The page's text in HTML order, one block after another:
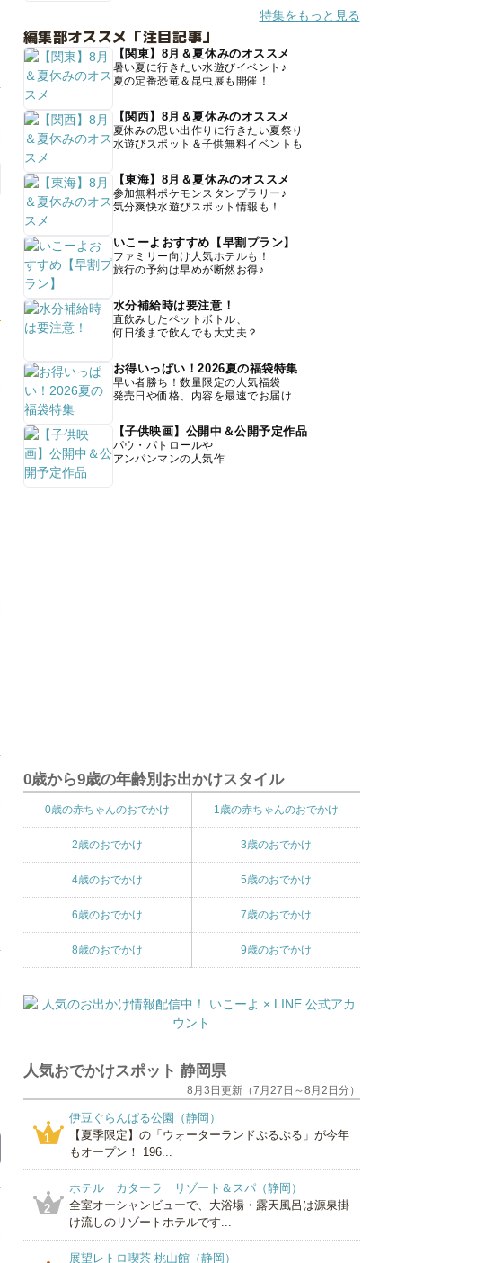
特集をもっと見る
編集部オススメ「注目記事」
【関東】8月＆夏休みのオススメ
暑い夏に行きたい水遊びイベント♪
夏の定番恐竜＆昆虫展も開催！
【関西】8月＆夏休みのオススメ
夏休みの思い出作りに行きたい夏祭り
水遊びスポット＆子供無料イベントも
【東海】8月＆夏休みのオススメ
参加無料ポケモンスタンプラリー♪
気分爽快水遊びスポット情報も！
いこーよおすすめ【早割プラン】
ファミリー向け人気ホテルも！
旅行の予約は早めが断然お得♪
水分補給時は要注意！
直飲みしたペットボトル、
何日後まで飲んでも大丈夫？
お得いっぱい！2026夏の福袋特集
早い者勝ち！数量限定の人気福袋
発売日や価格、内容を最速でお届け
【子供映画】公開中＆公開予定作品
パウ・パトロールや
アンパンマンの人気作
0歳から9歳の年齢別お出かけスタイル
0歳の赤ちゃんのおでかけ 1歳の赤ちゃんのおでかけ
2歳のおでかけ 3歳のおでかけ
4歳のおでかけ 5歳のおでかけ
6歳のおでかけ 7歳のおでかけ
8歳のおでかけ 9歳のおでかけ
人気おでかけスポット 静岡県
8月3日更新（7月27日～8月2日分）
1
伊豆ぐらんぱる公園（静岡）
【夏季限定】の「ウォーターランドぷるぷる」が今年
もオープン！ 196...
2
ホテル カターラ リゾート＆スパ（静岡）
全室オーシャンビューで、大浴場・露天風呂は源泉掛
け流しのリゾートホテルです...
展望レトロ喫茶 桃山館（静岡）